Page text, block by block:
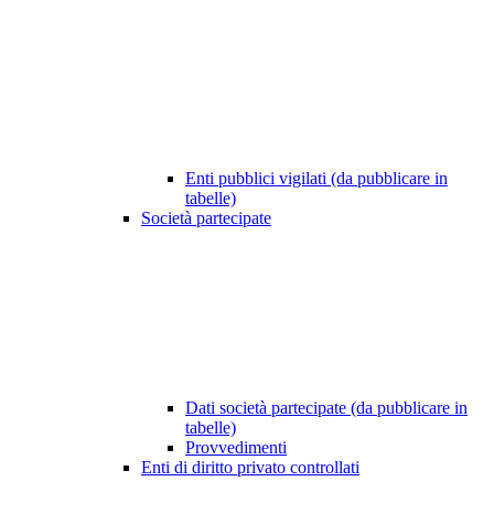
Enti pubblici vigilati (da pubblicare in
tabelle)
Società partecipate
Dati società partecipate (da pubblicare in
tabelle)
Provvedimenti
Enti di diritto privato controllati